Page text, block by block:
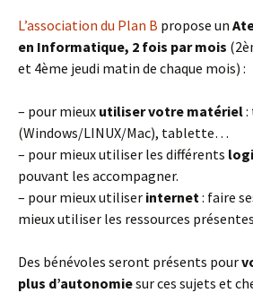
L’association du Plan B propose un
en Informatique, 2 fois par mois
et 4ème jeudi matin de chaque mois) :
– pour mieux utiliser votre matériel:
(Windows/LINUX/Mac), tablette…
– pour mieux utiliser les différents
pouvant les accompagner.
– pour mieux utiliser internet: faire
mieux utiliser les ressources
Des bénévoles seront présents pour
plus d’autonomiesur ces sujets et